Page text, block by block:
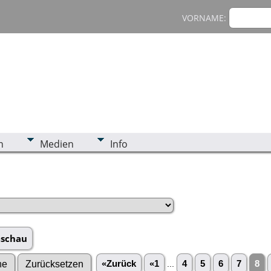
VORNAME:
Medien Info
«Zurück «1 4 5 6 7 8